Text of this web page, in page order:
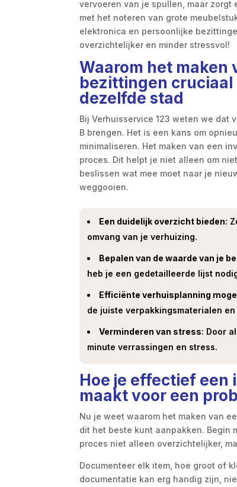
vervoeren van je spullen, maar
met het noteren van grote
elektronica en persoonlijke
overzichtelijker en minder stressvol!
Waarom het maken
bezittingen
dezelfde stad
Bij Verhuisservice 123 weten we dat
B brengen. Het is een kans om
minimaliseren. Het maken van een
proces. Dit helpt je niet alleen om
beslissen wat mee moet naar je
weggooien.
Een duidelijk overzicht bieden:
omvang van je verhuizing.
Bepalen van de waarde van je
heb je een gedetailleerde lijst
Efficiënte verhuisplanning
de juiste verpakkingsmaterialen
Verminderen van stress: Door
minute verrassingen en stress.
Hoe je effectief
maakt voor een
Nu je weet waarom het maken van
dit het beste kunt aanpakken. Begin
proces niet alleen overzichtelijker,
Documenteer elk item, hoe groot of
documentatie kan erg handig zijn,